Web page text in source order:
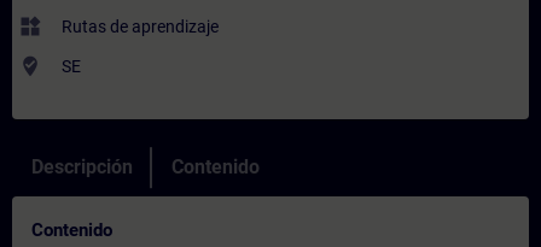
widgets Rutas de aprendizaje
where_to_vote SE
Descripción Contenido
Contenido